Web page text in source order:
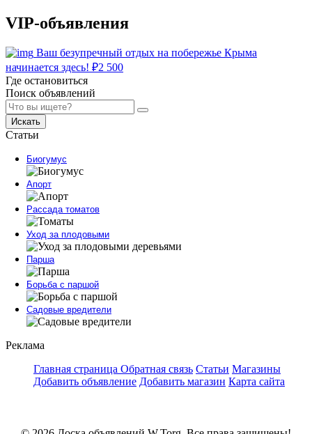
VIP-объявления
Ваш безупречный отдых на побережье Крыма
начинается здесь! ₽2 500
Где остановиться
Поиск объявлений
Искать
Статьи
Биогумус
Апорт
Рассада томатов
Уход за плодовыми
Парша
Борьба с паршой
Садовые вредители
Реклама
Главная страница Обратная связь Статьи Магазины
Добавить объявление Добавить магазин Карта сайта